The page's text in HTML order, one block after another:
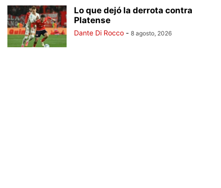
Lo que dejó la derrota contra
Platense
Dante Di Rocco - 8 agosto, 2026